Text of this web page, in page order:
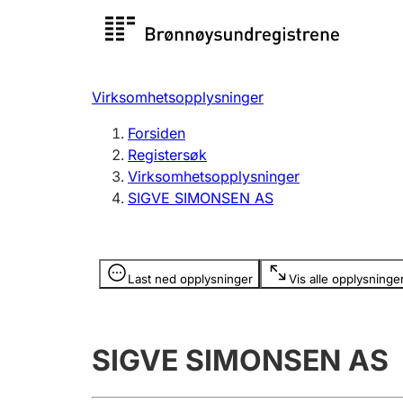
Registersøk
Registrere, endre, slette
Virksomhetsopplysninger
Forsiden
Registersøk
Virksomhetsopplysninger
SIGVE SIMONSEN AS
Last ned opplysninger Vis alle
Opplysninger er skjult
SIGVE SIMONSEN AS